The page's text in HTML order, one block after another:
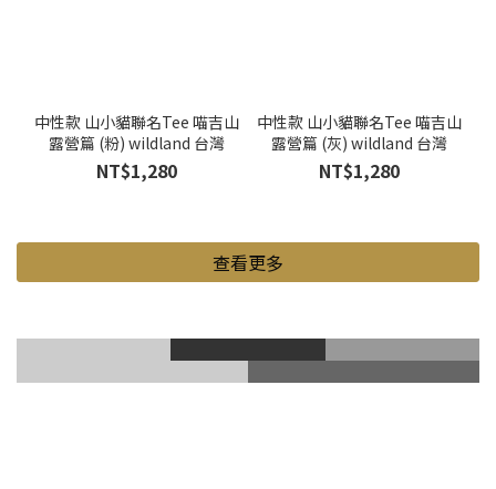
中性款 山小貓聯名Tee 喵吉山
露營篇 (粉) wildland 台灣
NT$1,280
中性款 山小貓聯名Tee 喵吉山
露營篇 (灰) wildland 台灣
NT$1,280
查看更多
登山鞋 Gore-Tex
登山杖 滑雪護具